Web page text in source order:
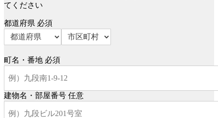
てください
都道府県 必須
町名・番地 必須
建物名・部屋番号 任意